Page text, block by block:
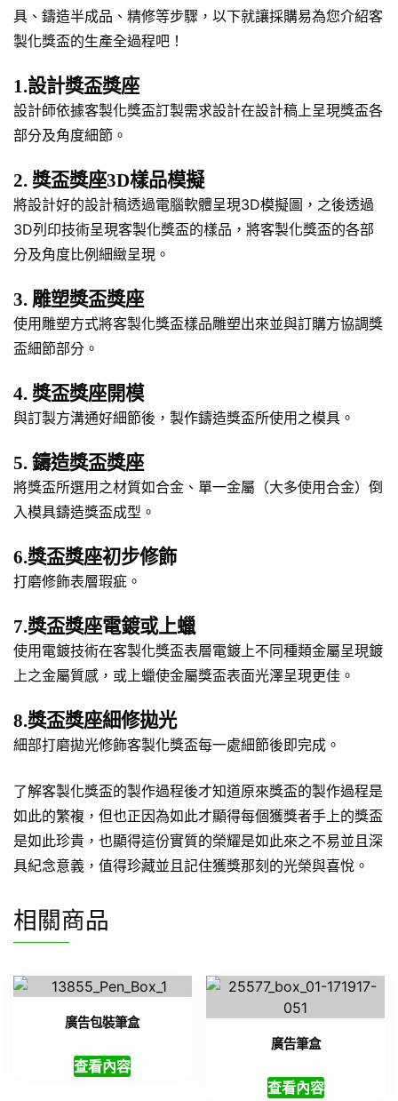
具、鑄造半成品、精修等步驟，以下就讓採購易為您介紹客
製化獎盃的生產全過程吧！
1.設計獎盃獎座
設計師依據客製化獎盃訂製需求設計在設計稿上呈現獎盃各
部分及角度細節。
2. 獎盃獎座3D樣品模擬
將設計好的設計稿透過電腦軟體呈現3D模擬圖，之後透過
3D列印技術呈現客製化獎盃的樣品，將客製化獎盃的各部
分及角度比例細緻呈現。
3. 雕塑獎盃獎座
使用雕塑方式將客製化獎盃樣品雕塑出來並與訂購方協調獎
盃細節部分。
4. 獎盃獎座開模
與訂製方溝通好細節後，製作鑄造獎盃所使用之模具。
5. 鑄造獎盃獎座
將獎盃所選用之材質如合金、單一金屬（大多使用合金）倒
入模具鑄造獎盃成型。
6.獎盃獎座初步修飾
打磨修飾表層瑕疵。
7.獎盃獎座電鍍或上蠟
使用電鍍技術在客製化獎盃表層電鍍上不同種類金屬呈現鍍
上之金屬質感，或上蠟使金屬獎盃表面光澤呈現更佳。
8.獎盃獎座細修拋光
細部打磨拋光修飾客製化獎盃每一處細節後即完成。
了解客製化獎盃的製作過程後才知道原來獎盃的製作過程是
如此的繁複，但也正因為如此才顯得每個獲獎者手上的獎盃
是如此珍貴，也顯得這份實質的榮耀是如此來之不易並且深
具紀念意義，值得珍藏並且記住獲獎那刻的光榮與喜悅。
相關商品
廣告包裝筆盒
查看內容
廣告筆盒
查看內容